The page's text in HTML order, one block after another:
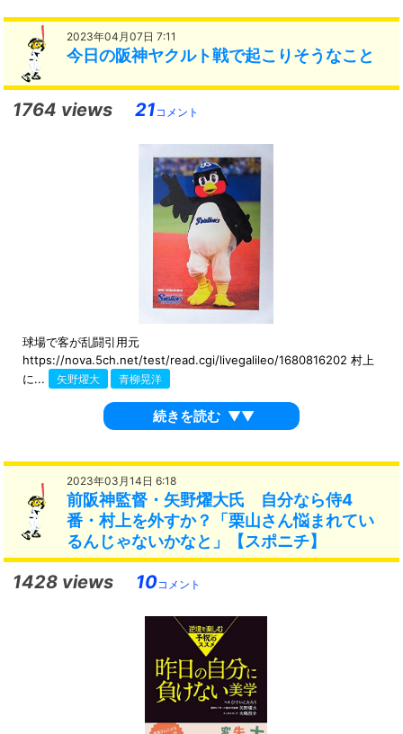
2023年04月07日 7:11
今日の阪神ヤクルト戦で起こりそうなこと
1764 views 21 コメント
球場で客が乱闘引用元
https://nova.5ch.net/test/read.cgi/livegalileo/1680816202 村上
に...
矢野燿大 青柳晃洋
続きを読む ▼▼
2023年03月14日 6:18
前阪神監督・矢野燿大氏 自分なら侍4
番・村上を外すか？「栗山さん悩まれてい
るんじゃないかなと」【スポニチ】
1428 views 10コメント